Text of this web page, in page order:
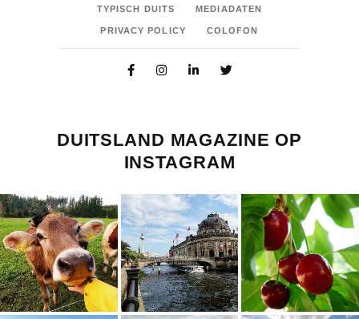
TYPISCH DUITS MEDIADATEN
PRIVACY POLICY COLOFON
DUITSLAND MAGAZINE OP
INSTAGRAM